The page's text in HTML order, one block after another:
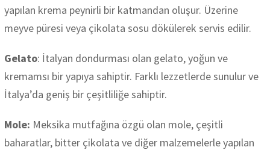
yapılan krema peynirli bir katmandan oluşur. Üzerine
meyve püresi veya çikolata sosu dökülerek servis edilir.
Gelato: İtalyan dondurması olan gelato, yoğun ve
kremamsı bir yapıya sahiptir. Farklı lezzetlerde sunulur ve
İtalya’da geniş bir çeşitliliğe sahiptir.
Mole: Meksika mutfağına özgü olan mole, çeşitli
baharatlar, bitter çikolata ve diğer malzemelerle yapılan